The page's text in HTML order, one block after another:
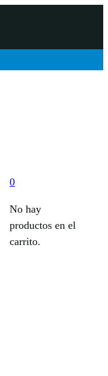
0
No hay
productos en el
carrito.